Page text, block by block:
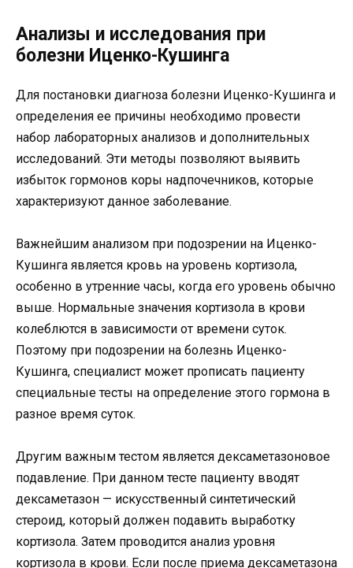
Анализы и исследования при
болезни Иценко-Кушинга
Для постановки диагноза болезни Иценко-Кушинга и
определения ее причины необходимо провести
набор лабораторных анализов и дополнительных
исследований. Эти методы позволяют выявить
избыток гормонов коры надпочечников, которые
характеризуют данное заболевание.
Важнейшим анализом при подозрении на Иценко-
Кушинга является кровь на уровень кортизола,
особенно в утренние часы, когда его уровень обычно
выше. Нормальные значения кортизола в крови
колеблются в зависимости от времени суток.
Поэтому при подозрении на болезнь Иценко-
Кушинга, специалист может прописать пациенту
специальные тесты на определение этого гормона в
разное время суток.
Другим важным тестом является дексаметазоновое
подавление. При данном тесте пациенту вводят
дексаметазон — искусственный синтетический
стероид, который должен подавить выработку
кортизола. Затем проводится анализ уровня
кортизола в крови. Если после приема дексаметазона